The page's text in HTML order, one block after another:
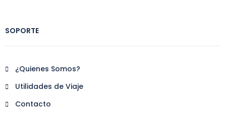
SOPORTE
¿Quienes Somos?
Utilidades de Viaje
Contacto